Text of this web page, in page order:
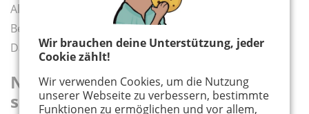
Wir brauchen deine Unterstützung, jeder
Cookie zählt!
Wir verwenden Cookies, um die Nutzung
unserer Webseite zu verbessern, bestimmte
Funktionen zu ermöglichen und vor allem,
Alter: ab 6 Jahren
Beitrag: 13,00 € pro Kind, inklusive Material
Dauer: 1,5 Stunden
Nützliche Informationen und
sonstige Angaben